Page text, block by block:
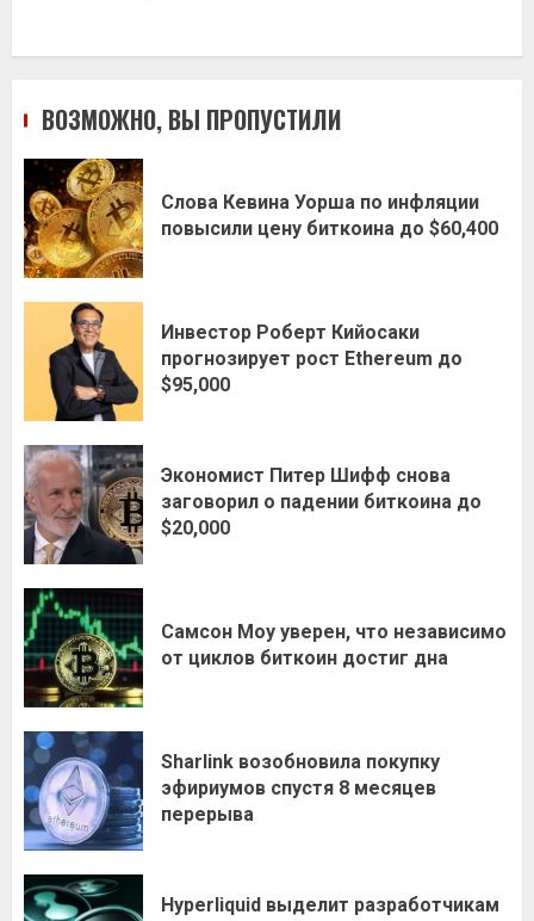
ВОЗМОЖНО, ВЫ ПРОПУСТИЛИ
Слова Кевина Уорша по инфляции
повысили цену биткоина до $60,400
Инвестор Роберт Кийосаки
прогнозирует рост Ethereum до
$95,000
Экономист Питер Шифф снова
заговорил о падении биткоина до
$20,000
Самсон Моу уверен, что независимо
от циклов биткоин достиг дна
Sharlink возобновила покупку
эфириумов спустя 8 месяцев
перерыва
Hyperliquid выделит разработчикам